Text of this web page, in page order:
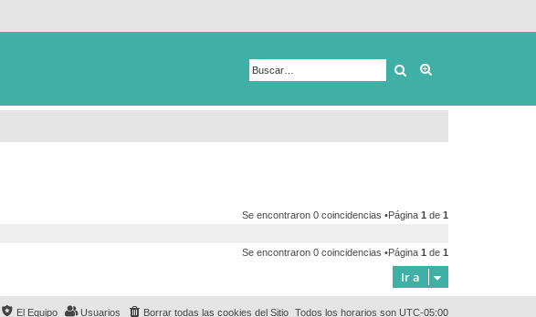
Buscar
Se encontraron 0 coincidencias •Página 1 de 1
Se encontraron 0 coincidencias •Página 1 de 1
Ir a
Todos los horarios son UTC-05:00
Borrar todas las cookies del Sitio
Usuarios
El Equipo